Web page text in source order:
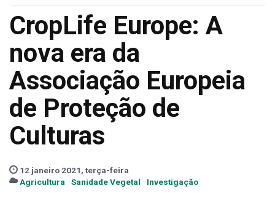
CropLife Europe: A
nova era da
Associação Europeia
de Proteção de
Culturas
12 janeiro 2021, terça-feira
Agricultura
Sanidade Vegetal Investigação